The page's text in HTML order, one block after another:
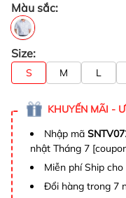
Màu sắc:
Size:
S M L
KHUYẾN MÃI -
Nhập mã
nhật Tháng 7
Miễn phí Ship
Đổi hàng trong 7